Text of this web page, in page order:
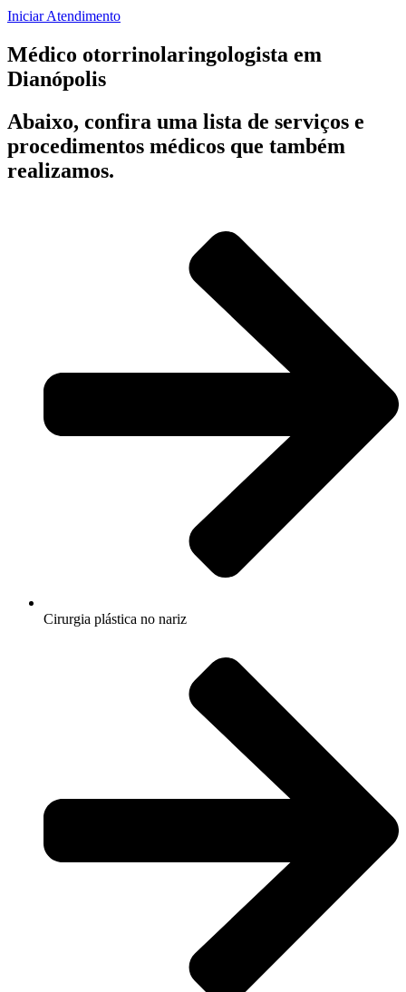
Iniciar Atendimento
Médico otorrinolaringologista em
Dianópolis
Abaixo, confira uma lista de serviços e
procedimentos médicos que também
realizamos.
Cirurgia plástica no nariz